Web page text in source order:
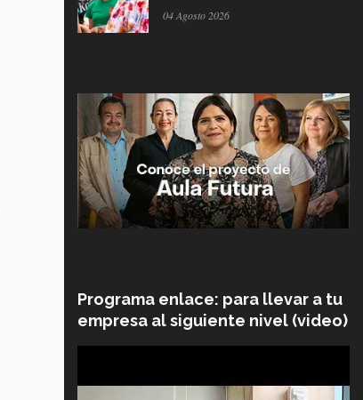
04 Agosto 2026
Programa enlace: para llevar a tu
empresa al siguiente nivel (video)